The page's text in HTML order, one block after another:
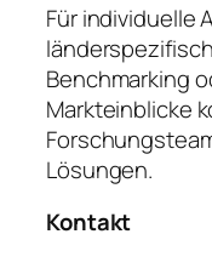
Für individuelle
Benchmarking
Markteinblicke
Lösungen.
Kontakt